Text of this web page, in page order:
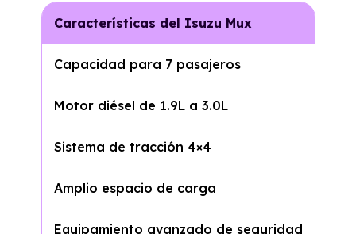
Características del Isuzu Mux
Capacidad para 7 pasajeros
Motor diésel de 1.9L a 3.0L
Sistema de tracción 4×4
Amplio espacio de carga
Equipamiento avanzado de seguridad